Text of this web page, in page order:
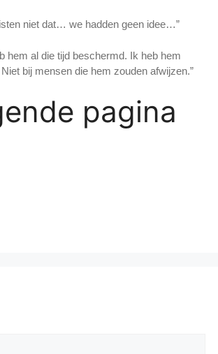
niet dat… we hadden geen idee…”
hem al die tijd beschermd. Ik heb hem
bij mensen die hem zouden afwijzen.”
pagina